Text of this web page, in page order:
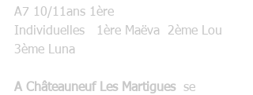
A7 10/11ans 1ère
Individuelles   1ère Maëva  2ème Lou
3ème Luna
A Châteauneuf Les Martigues
  se